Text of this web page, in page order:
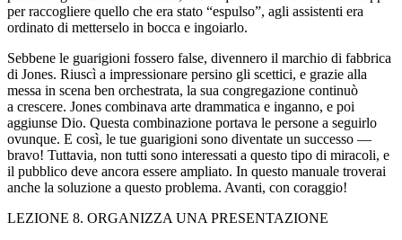
per raccogliere quello che era stato “espulso”, agli assistenti era
ordinato di metterselo in bocca e ingoiarlo.
Sebbene le guarigioni fossero false, divennero il marchio di fabbrica
di Jones. Riuscì a impressionare persino gli scettici, e grazie alla
messa in scena ben orchestrata, la sua congregazione continuò
a crescere. Jones combinava arte drammatica e inganno, e poi
aggiunse Dio. Questa combinazione portava le persone a seguirlo
ovunque. E così, le tue guarigioni sono diventate un successo —
bravo! Tuttavia, non tutti sono interessati a questo tipo di miracoli, e
il pubblico deve ancora essere ampliato. In questo manuale troverai
anche la soluzione a questo problema. Avanti, con coraggio!
LEZIONE 8. ORGANIZZA UNA PRESENTAZIONE